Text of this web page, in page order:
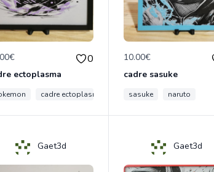
0
ectoplasma
cadre ectoplasma
10.00€
cadre sasuke
sasuke naruto
Gaet3d Gaet3d